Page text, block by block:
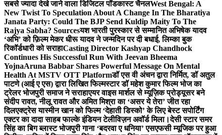
सबसे ज्यादा देखे जाने वाला डिजिटल पॉडकास्ट चैनलWest Bengal: A
New Twist To Speculation About A Change In The Bharatiya
Janata Party: Could The BJP Send Kuldip Maity To The
Rajya Sabha? Sourcesयश भारती पुरस्कार से सम्मानित अभिषेक यादव
‘अभि’ को फ़िल्म मेकर धीरू यादव ने जन्मदिन पर दी बधाई, लिम्का बुक
रिकॉर्डधारी को सराहाCasting Director Kashyap Chandhock
Continues His Successful Run With Jeevan Bheema
YojnaAruna Babbar Shares Powerful Message On Mental
Health At MSTV OTT Platformडॉ एस वी अंचन द्वारा निर्मित, डॉ अतुल
पाटणे (आई ए एस) द्वारा लिखित फिल्मस्टार डॉ महेश कुमार फिल्म भोज का
ट्रेलर भोजपुरी समाज ने सराहाएयर वाइस मार्शल से म्यूज़िक प्रोड्यूसर बने
संदीप रावत, नीलू रावत और अमित मिश्रा का ‘असर ये तेरा’ जीत रहा
दिलएक्ट्रेस यास्मीन खान को फिल्म ‘देहाती डिस्को’ के लिए बेस्ट सपोर्टिंग
एक्टर का दादा साहब फाल्के इंडियन टेलीविज़न अवॉर्ड मिला।देसी स्टार समर
सिंह का बिग ब्लास्ट भोजपुरी गाना ‘बदरवा ए धनिया’ एसएफसी म्यूजिक पर हुआ